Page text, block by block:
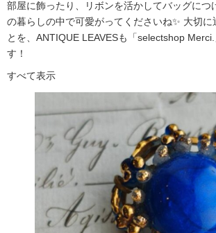
部屋に飾ったり、リボンを活かしてバッグにつ
の暮らしの中で可愛がってくださいね✨ 大切に
とを、ANTIQUE LEAVESも「selectshop
す！
すべて表示